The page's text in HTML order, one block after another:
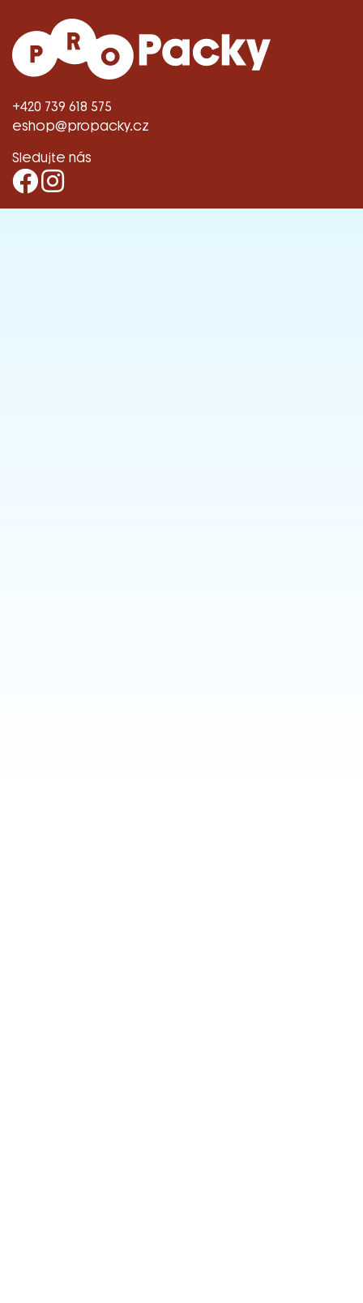
+420 739 618 575
eshop@propacky.cz
Sledujte nás